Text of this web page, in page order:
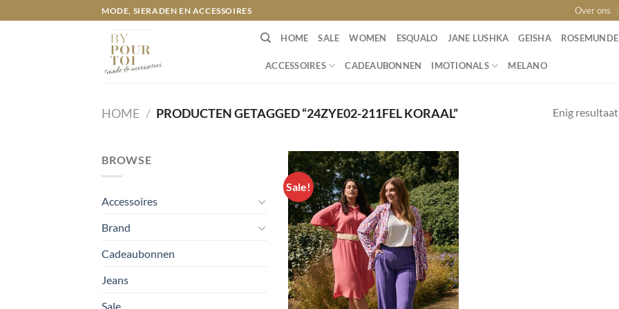
naar
MODE, SIERADEN EN ACCESSOIRES Over ons
HOME SALE WOMEN ESQUALO JANE LUSHKA GEISHA ROSEMUNDE
ACCESSOIRES CADEAUBONNEN IMOTIONALS MELANO
HOME / PRODUCTEN GETAGGED “24ZYE02-211FEL KORAAL” Enig resultaat
BROWSE
Accessoires
Brand
Cadeaubonnen
Jeans
Sale
Sale!
Toevoegen
aan
wenslijst